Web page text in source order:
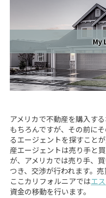
My
アメリカで不動産を購入す
もちろんですが、その前に
るエージェントを探すこと
産エージェントは売り手と
が、アメリカでは売り手、
つき、交渉が行われます。
ここカリフォルニアではエ
資金の移動を行います。